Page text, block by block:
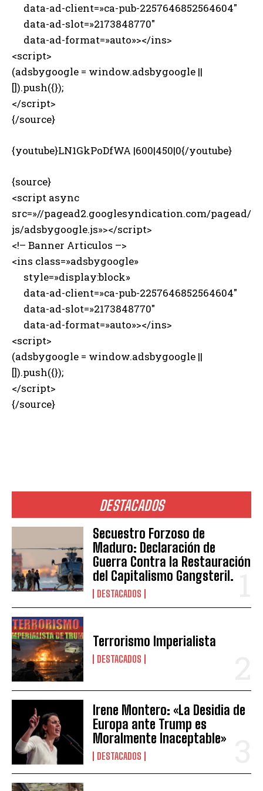
DESTACADOS
Secuestro Forzoso de
Maduro: Declaración de
Guerra Contra la Restauración
del Capitalismo Gangsteril.
DESTACADOS
Terrorismo Imperialista
DESTACADOS
Irene Montero: «La Desidia de
Europa ante Trump es
Moralmente Inaceptable»
DESTACADOS
data-ad-client=»ca-pub-2257646852564604″
data-ad-slot=»2173848770″
data-ad-format=»auto»></ins>
<script>
(adsbygoogle = window.adsbygoogle ||
[]).push({});
</script>
{/source}
{youtube}LN1GkPoDfWA |600|450|0{/youtube}
{source}
<script async
src=»//pagead2.googlesyndication.com/pagead/
js/adsbygoogle.js»></script>
<!– Banner Articulos –>
<ins class=»adsbygoogle»
style=»display:block»
data-ad-client=»ca-pub-2257646852564604″
data-ad-slot=»2173848770″
data-ad-format=»auto»></ins>
<script>
(adsbygoogle = window.adsbygoogle ||
[]).push({});
</script>
{/source}